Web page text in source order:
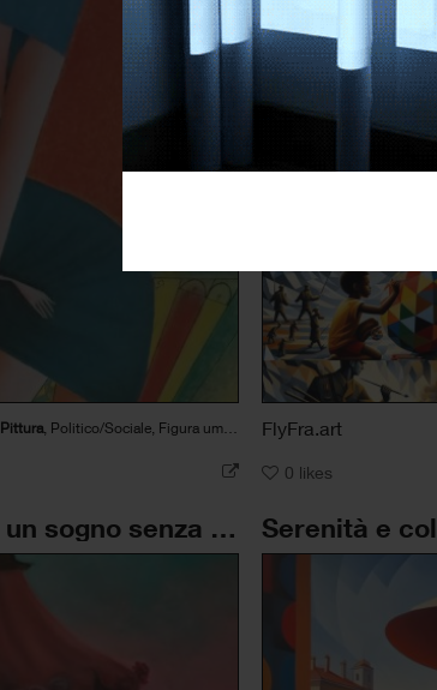
Pittura, Politico/Sociale, Figura umana, Erotico, Bellezza FlyFra.art
0 likes
Libere sulla giostra in un sogno senza tempo